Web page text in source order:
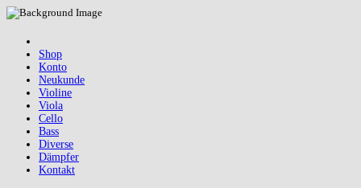
Shop
Konto
Neukunde
Violine
Viola
Cello
Bass
Diverse
Dämpfer
Kontakt